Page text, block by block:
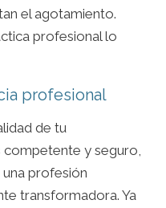
el agotamiento.
profesional lo
profesional
de tu
competente y seguro,
profesión
transformadora. Ya